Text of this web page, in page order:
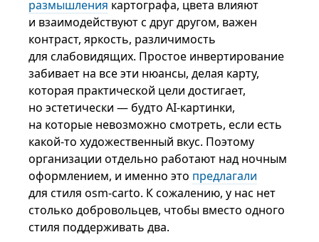
размышления картографа, цвета влияют
и взаимодействуют с друг другом, важен
контраст, яркость, различимость
для слабовидящих. Простое инвертирование
забивает на все эти нюансы, делая карту,
которая практической цели достигает,
но эстетически — будто AI-картинки,
на которые невозможно смотреть, если есть
какой-то художественный вкус. Поэтому
организации отдельно работают над ночным
оформлением, и именно это предлагали
для стиля osm-carto. К сожалению, у нас нет
столько добровольцев, чтобы вместо одного
стиля поддерживать два.